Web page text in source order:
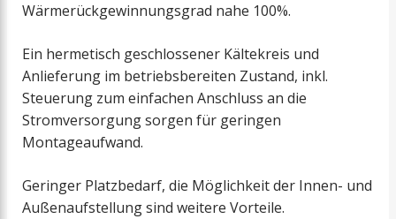
Wärmerückgewinnungsgrad nahe 100%.
Ein hermetisch geschlossener Kältekreis und
Anlieferung im betriebsbereiten Zustand, inkl.
Steuerung zum einfachen Anschluss an die
Stromversorgung sorgen für geringen
Montageaufwand.
Geringer Platzbedarf, die Möglichkeit der Innen- und
Außenaufstellung sind weitere Vorteile.